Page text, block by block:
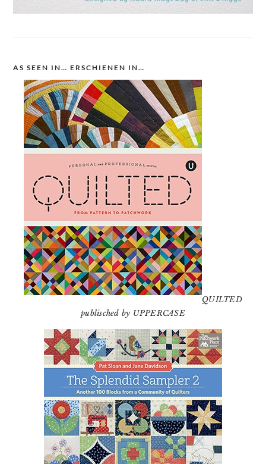
AS SEEN IN… ERSCHIENEN IN…
QUILTED
publisched by UPPERCASE